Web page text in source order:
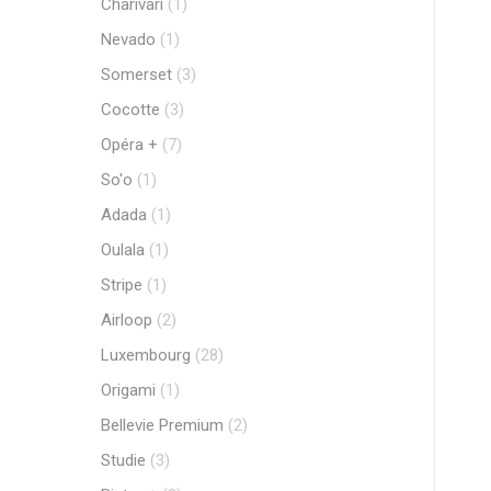
Charivari (1)
Nevado (1)
Somerset (3)
Cocotte (3)
Opéra + (7)
So'o (1)
Adada (1)
Oulala (1)
Stripe (1)
Airloop (2)
Luxembourg (28)
Origami (1)
Bellevie Premium (2)
Studie (3)